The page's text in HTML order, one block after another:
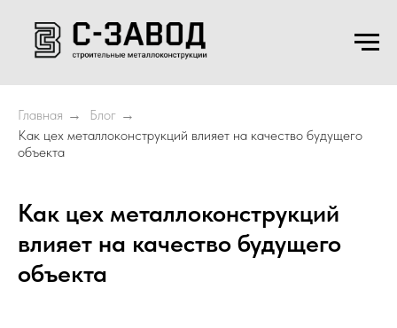
Главная → Блог →
Как цех металлоконструкций влияет на качество будущего
объекта
Как цех металлоконструкций
влияет на качество будущего
объекта